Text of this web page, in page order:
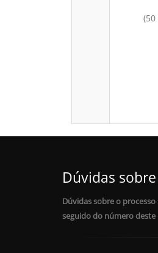
(50
Dúvidas
Dúvidas sobre o
seguido do número deste